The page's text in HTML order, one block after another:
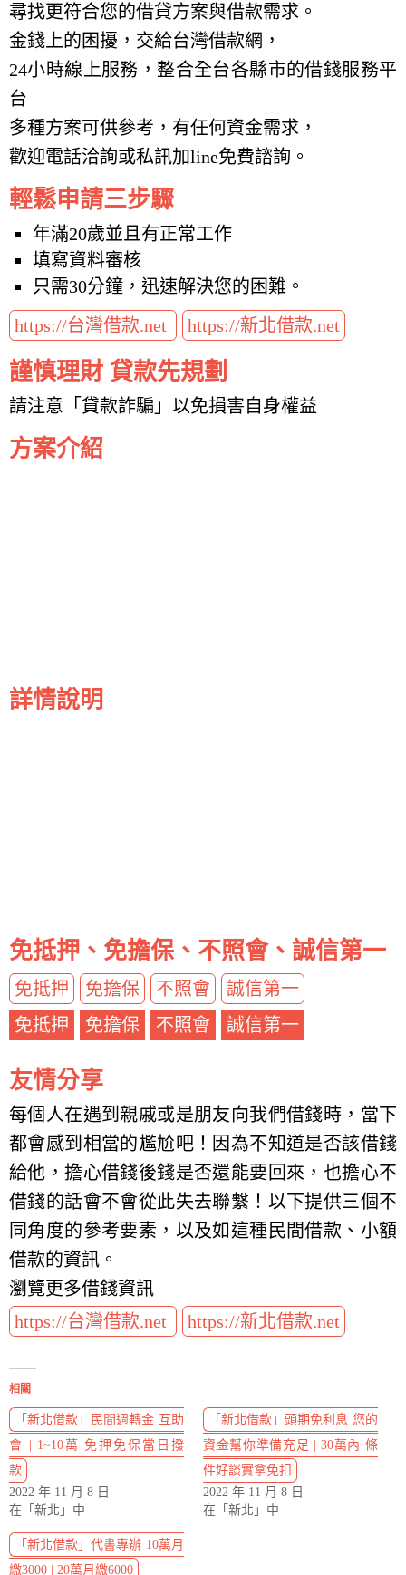
尋找更符合您的借貸方案與借款需求。
金錢上的困擾，交給台灣借款網，
24小時線上服務，整合全台各縣市的借錢服務平
台
多種方案可供參考，有任何資金需求，
歡迎電話洽詢或私訊加line免費諮詢。
輕鬆申請三步驟
年滿20歲並且有正常工作
填寫資料審核
只需30分鐘，迅速解決您的困難。
https://台灣借款.net
https://新北借款.net
謹慎理財 貸款先規劃
請注意「貸款詐騙」以免損害自身權益
方案介紹
詳情說明
免抵押、免擔保、不照會、誠信第一
免抵押 免擔保 不照會
誠信第一
免抵押
免擔保 不照會 誠信第一
友情分享
每個人在遇到親戚或是朋友向我們借錢時，當下
都會感到相當的尷尬吧！因為不知道是否該借錢
給他，擔心借錢後錢是否還能要回來，也擔心不
借錢的話會不會從此失去聯繫！以下提供三個不
同角度的參考要素，以及如這種民間借款、小額
借款的資訊。
瀏覽更多借錢資訊
https://台灣借款.net
https://新北借款.net
相關
「新北借款」民間週轉金 互助
會 | 1~10萬 免押免保當日撥
款
2022 年 11 月 8 日
在「新北」中
「新北借款」頭期免利息 您的
資金幫你準備充足 | 30萬內 條
件好談實拿免扣
2022 年 11 月 8 日
在「新北」中
「新北借款」代書專辦 10萬月
繳3000 | 20萬月繳6000